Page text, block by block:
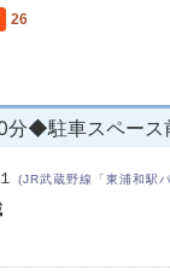
26
分◆駐車スペー
(JR武蔵野線「東浦和駅